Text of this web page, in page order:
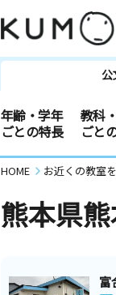
公
年齢・学年
ごとの特長
教科
ごと
HOME お近くの教室
熊本県
富